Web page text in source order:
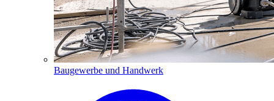
Baugewerbe und Handwerk